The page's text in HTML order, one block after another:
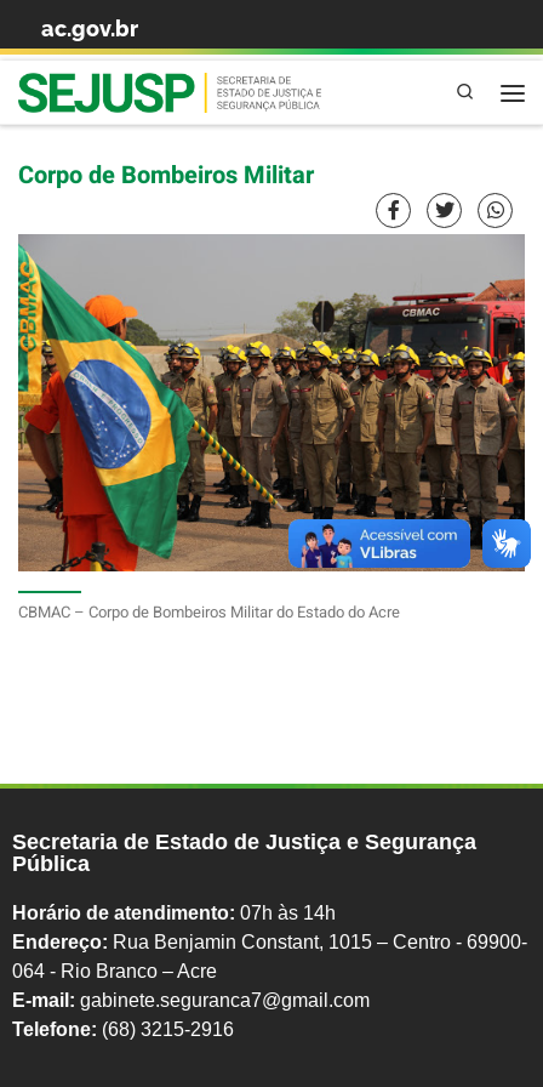
Skip to content
ac.gov.br
Pesquisa
Corpo de Bombeiros Militar
CBMAC – Corpo de Bombeiros Militar do Estado do Acre
Secretaria de Estado de Justiça e Segurança
Pública
Horário de atendimento: 07h às 14h
Endereço: Rua Benjamin Constant, 1015 – Centro - 69900-
064 - Rio Branco – Acre
E-mail: gabinete.seguranca7@gmail.com
Telefone: (68) 3215-2916